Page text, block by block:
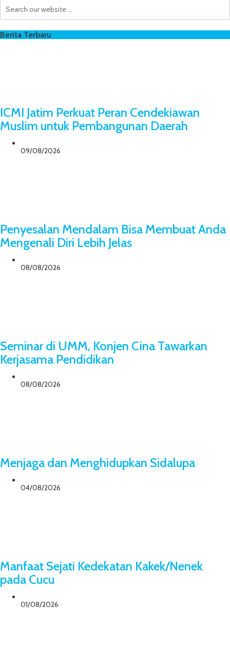
Berita Terbaru
ICMI Jatim Perkuat Peran Cendekiawan
Muslim untuk Pembangunan Daerah
09/08/2026
Penyesalan Mendalam Bisa Membuat Anda
Mengenali Diri Lebih Jelas
08/08/2026
Seminar di UMM, Konjen Cina Tawarkan
Kerjasama Pendidikan
08/08/2026
Menjaga dan Menghidupkan Sidalupa
04/08/2026
Manfaat Sejati Kedekatan Kakek/Nenek
pada Cucu
01/08/2026